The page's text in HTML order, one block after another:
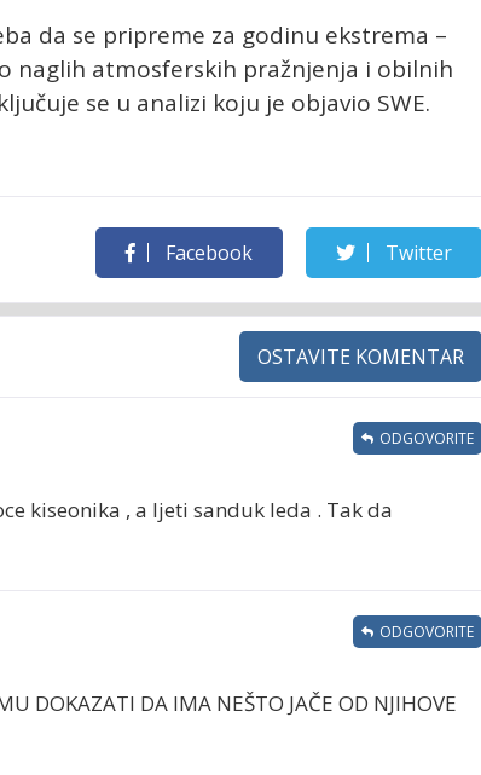
da se pripreme za godinu ekstrema –
atmosferskih pražnjenja i obilnih
se u analizi koju je objavio SWE.
Facebook Twitter
OSTAVITE KOMENTAR
kiseonika , a ljeti sanduk leda . Tak da
ODGOVORITE
DOKAZATI DA IMA NEŠTO JAČE OD NJIHOVE
ODGOVORITE